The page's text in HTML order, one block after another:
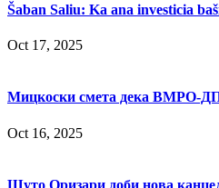
Šaban Saliu: Ka ana investicia
Oct 17, 2025
Мицкоски смета дека ВМРО-
Oct 16, 2025
Шуто Оризари доби нова